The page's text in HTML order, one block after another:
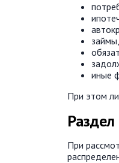
иные
При этом
При